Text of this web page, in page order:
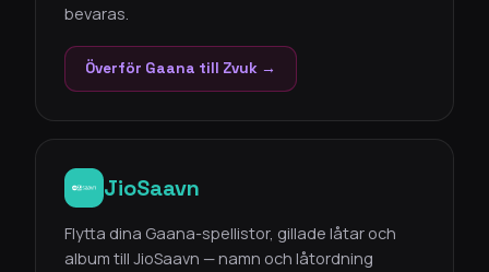
bevaras.
Överför Gaana till Zvuk →
JioSaavn
Flytta dina Gaana-spellistor, gillade låtar och
album till JioSaavn — namn och låtordning